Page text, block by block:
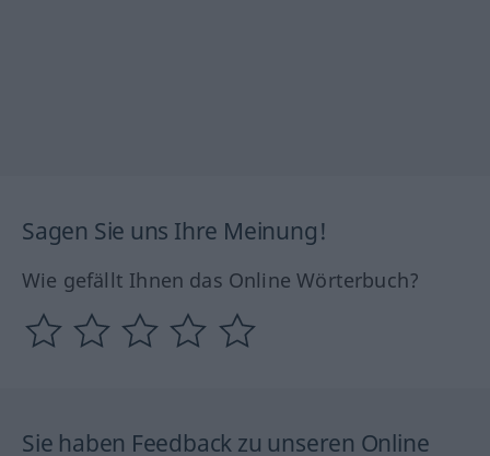
Sagen Sie uns Ihre Meinung!
Wie gefällt Ihnen das Online Wörterbuch?
Sie haben Feedback zu unseren Online